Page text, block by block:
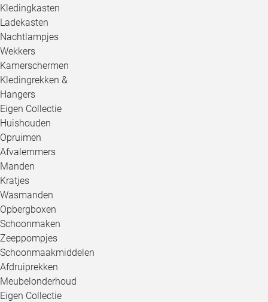
Kledingkasten
Ladekasten
Nachtlampjes
Wekkers
Kamerschermen
Kledingrekken &
Hangers
Eigen Collectie
Huishouden
Opruimen
Afvalemmers
Manden
Kratjes
Wasmanden
Opbergboxen
Schoonmaken
Zeeppompjes
Schoonmaakmiddelen
Afdruiprekken
Meubelonderhoud
Eigen Collectie